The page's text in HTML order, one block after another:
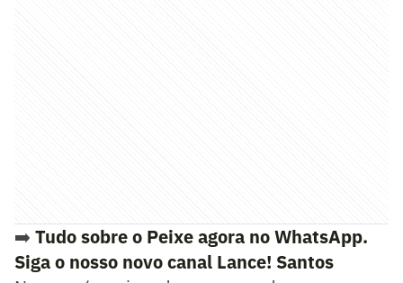
➡️ Tudo sobre o Peixe agora no WhatsApp.
Siga o nosso novo canal Lance! Santos